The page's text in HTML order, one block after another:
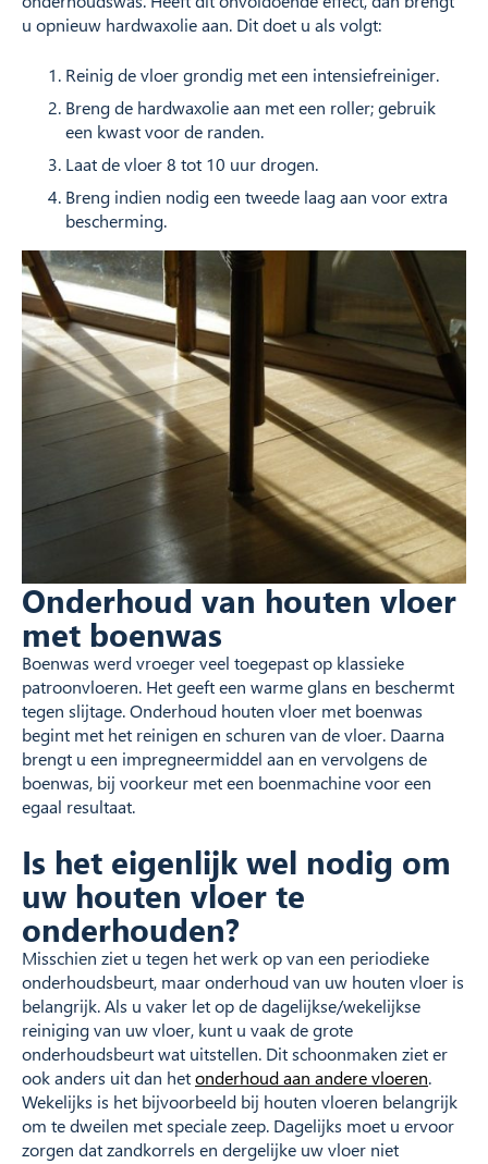
u opnieuw hardwaxolie aan. Dit doet u als volgt:
Reinig de vloer grondig met een intensiefreiniger.
Breng de hardwaxolie aan met een roller; gebruik
een kwast voor de randen.
Laat de vloer 8 tot 10 uur drogen.
Breng indien nodig een tweede laag aan voor extra
bescherming.
Onderhoud van houten vloer
met boenwas
Boenwas werd vroeger veel toegepast op klassieke
patroonvloeren. Het geeft een warme glans en beschermt
tegen slijtage. Onderhoud houten vloer met boenwas
begint met het reinigen en schuren van de vloer. Daarna
brengt u een impregneermiddel aan en vervolgens de
boenwas, bij voorkeur met een boenmachine voor een
egaal resultaat.
Is het eigenlijk wel nodig om
uw houten vloer te
onderhouden?
Misschien ziet u tegen het werk op van een periodieke
onderhoudsbeurt, maar onderhoud van uw houten vloer is
belangrijk. Als u vaker let op de dagelijkse/wekelijkse
reiniging van uw vloer, kunt u vaak de grote
onderhoudsbeurt wat uitstellen. Dit schoonmaken ziet er
ook anders uit dan hetonderhoud aan andere vloeren.
Wekelijks is het bijvoorbeeld bij houten vloeren belangrijk
om te dweilen met speciale zeep. Dagelijks moet u ervoor
zorgen dat zandkorrels en dergelijke uw vloer niet